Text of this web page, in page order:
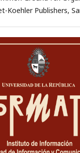
Koehler Publishers,